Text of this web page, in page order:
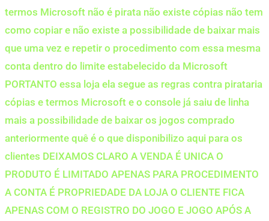
termos Microsoft não é pirata não existe cópias não tem
como copiar e não existe a possibilidade de baixar mais
que uma vez e repetir o procedimento com essa mesma
conta dentro do limite estabelecido da Microsoft
PORTANTO essa loja ela segue as regras contra pirataria
cópias e termos Microsoft e o console já saiu de linha
mais a possibilidade de baixar os jogos comprado
anteriormente quê é o que disponibilizo aqui para os
clientes DEIXAMOS CLARO A VENDA É UNICA O
PRODUTO É LIMITADO APENAS PARA PROCEDIMENTO
A CONTA É PROPRIEDADE DA LOJA O CLIENTE FICA
APENAS COM O REGISTRO DO JOGO E JOGO APÓS A